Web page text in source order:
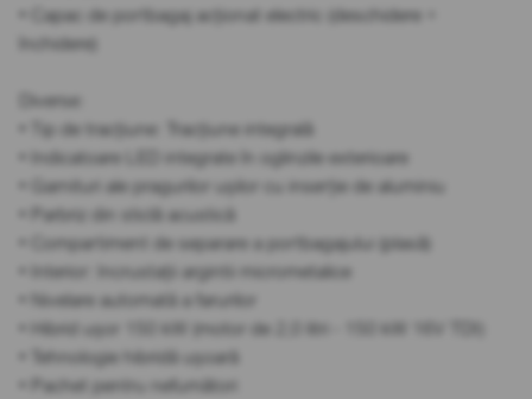
• Capac de portbagaj acționat electric (deschidere +
închidere)
Diverse:
• Tip de tracțiune: Tracțiune integrală
• Indicatoare LED integrate în oglinzile exterioare
• Garnituri ale pragurilor ușilor cu inserție de aluminiu
• Parbriz din sticlă acustică
• Compartiment de separare a portbagajului (plasă)
• Interior: Incrustații argintii micrometalice
• Nivelare automată a farurilor
• Hibrid ușor 150 kW (motor de 2,0 litri - 150 kW 16V TDI)
• Tehnologie hibridă ușoară
• Pachet pentru nefumători